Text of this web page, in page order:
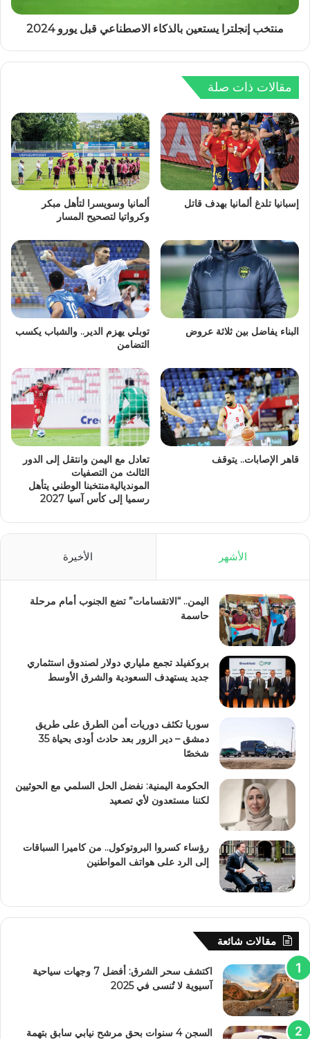
منتخب إنجلترا يستعين بالذكاء الاصطناعي قبل يورو 2024
مقالات ذات صلة
إسبانيا تلدغ ألمانيا بهدف قاتل
ألمانيا وسويسرا لتأهل مبكر
وكرواتيا لتصحيح المسار
البناء يفاضل بين ثلاثة عروض
توبلي يهزم الدير.. والشباب يكسب
التضامن
قاهر الإصابات.. يتوقف
تعادل مع اليمن وانتقل إلى الدور
الثالث من التصفيات
الموندياليةمنتخبنا الوطني يتأهل
رسميا إلى كأس آسيا 2027
الأشهر الأخيرة
اليمن.. “الاتقسامات” تضع الجنوب أمام مرحلة
حاسمة
بروكفيلد تجمع ملياري دولار لصندوق استثماري
جديد يستهدف السعودية والشرق الأوسط
سوريا تكثف دوريات أمن الطرق على طريق
دمشق – دير الزور بعد حادث أودى بحياة 35
شخصًا
الحكومة اليمنية: نفضل الحل السلمي مع الحوثيين
لكننا مستعدون لأي تصعيد
رؤساء كسروا البروتوكول.. من كاميرا السباقات
إلى الرد على هواتف المواطنين
مقالات شائعة
اكتشف سحر الشرق: أفضل 7 وجهات سياحية
آسيوية لا تُنسى في 2025
السجن 4 سنوات بحق مرشح نيابي سابق بتهمة